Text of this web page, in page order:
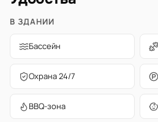
В ЗДАНИИ
Бассейн
Охрана 24/7
BBQ-зона